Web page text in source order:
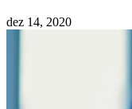
dez 14, 2020